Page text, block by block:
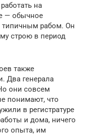
на
— обычное
типичным рабом. Он
строю в период
также
Два генерала
они совсем
понимают, что
в регистратуре
и дома, ничего
опыта, им